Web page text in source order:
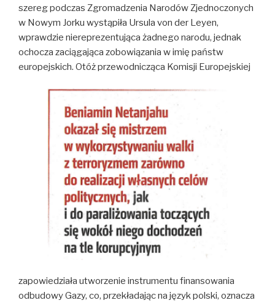
szereg podczas Zgromadzenia Narodów Zjednoczonych
w Nowym Jorku wystąpiła Ursula von der Leyen,
wprawdzie niereprezentująca żadnego narodu, jednak
ochocza zaciągająca zobowiązania w imię państw
europejskich. Otóż przewodnicząca Komisji Europejskiej
zapowiedziała utworzenie instrumentu finansowania
odbudowy Gazy, co, przekładając na język polski, oznacza